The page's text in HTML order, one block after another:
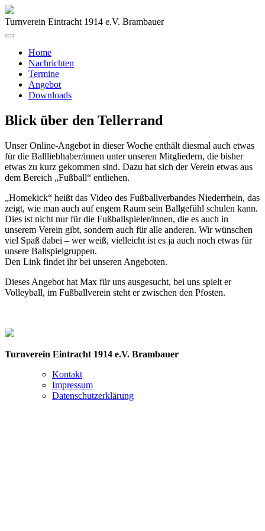
Turnverein Eintracht 1914 e.V. Brambauer
Home
Nachrichten
Termine
Angebot
Downloads
Blick über den Tellerrand
Unser Online-Angebot in dieser Woche enthält diesmal auch etwas
für die Ballliebhaber/innen unter unseren Mitgliedern, die bisher
etwas zu kurz gekommen sind. Dazu hat sich der Verein etwas aus
dem Bereich „Fußball“ entliehen.
„Homekick“ heißt das Video des Fußballverbandes Niederrhein, das
zeigt, wie man auch auf engem Raum sein Ballgefühl schulen kann.
Dies ist nicht nur für die Fußballspieler/innen, die es auch in
unserem Verein gibt, sondern auch für alle anderen. Wir wünschen
viel Spaß dabei – wer weiß, vielleicht ist es ja auch noch etwas für
unsere Ballspielgruppen.
Den Link findet ihr bei unseren Angeboten.
Dieses Angebot hat Max für uns ausgesucht, bei uns spielt er
Volleyball, im Fußballverein steht er zwischen den Pfosten.
Turnverein Eintracht 1914 e.V. Brambauer
Kontakt
Impressum
Datenschutzerklärung